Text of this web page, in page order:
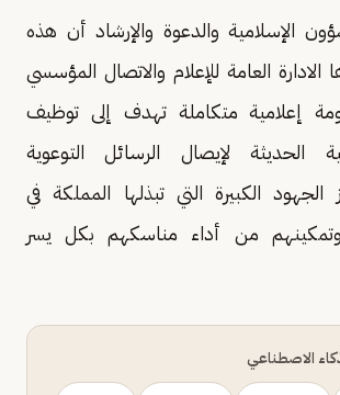
الإسلامية والدعوة والإرشاد أن هذه
الادارة العامة للإعلام والاتصال المؤسسي
إعلامية متكاملة تهدف إلى توظيف
الحديثة لإيصال الرسائل التوعوية
الجهود الكبيرة التي تبذلها المملكة في
من أداء مناسكهم بكل يسر
الاصطناعي